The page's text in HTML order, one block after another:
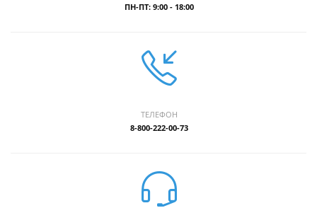
ПН-ПТ: 9:00 - 18:00
ТЕЛЕФОН
8-800-222-00-73